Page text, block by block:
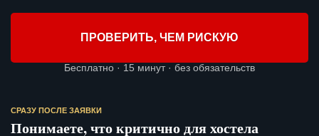
ПРОВЕРИТЬ, ЧЕМ РИСКУЮ
Бесплатно · 15 минут · без обязательств
СРАЗУ ПОСЛЕ ЗАЯВКИ
Понимаете, что критично для хостела